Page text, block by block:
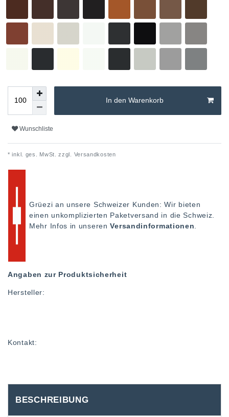
In den Warenkorb
Wunschliste
* inkl. ges. MwSt. zzgl. Versandkosten
Grüezi an unsere Schweizer Kunden: Wir bieten
einen unkomplizierten Paketversand in die Schweiz.
Mehr Infos in unserenVersandinformationen
Angaben zur Produktsicherheit
Hersteller:
Kontakt:
BESCHREIBUNG